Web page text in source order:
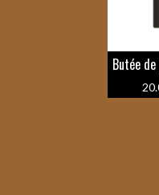
Butée